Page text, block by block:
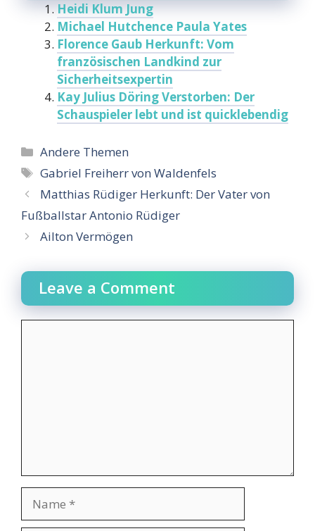
Heidi Klum Jung
Michael Hutchence Paula Yates
Florence Gaub Herkunft: Vom
französischen Landkind zur
Sicherheitsexpertin
Kay Julius Döring Verstorben: Der
Schauspieler lebt und ist quicklebendig
Categories
Andere Themen
Tags
Gabriel Freiherr von Waldenfels
Matthias Rüdiger Herkunft: Der Vater von
Fußballstar Antonio Rüdiger
Ailton Vermögen
Leave a Comment